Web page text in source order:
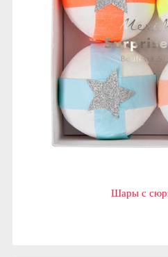
Шары с